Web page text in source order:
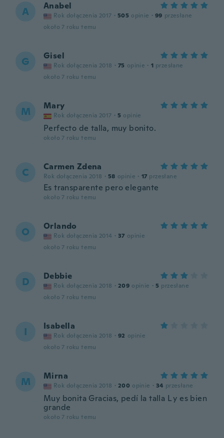
A Anabel
Rok dołączenia 2017 · 505 opinie · 99 przesłane
około 7 roku temu
G Gisel
Rok dołączenia 2018 · 75 opinie · 1 przesłane
około 7 roku temu
M Mary
Rok dołączenia 2017 · 5 opinie
Perfecto de talla, muy bonito.
około 7 roku temu
C Carmen Zdena
Rok dołączenia 2018 · 58 opinie · 17 przesłane
Es transparente pero elegante
około 7 roku temu
O Orlando
Rok dołączenia 2014 · 37 opinie
około 7 roku temu
D Debbie
Rok dołączenia 2018 · 209 opinie · 5 przesłane
około 7 roku temu
I Isabella
Rok dołączenia 2018 · 92 opinie
około 7 roku temu
M Mirna
Rok dołączenia 2018 · 200 opinie · 34 przesłane
Muy bonita Gracias, pedí la talla L y es bien
grande
około 7 roku temu